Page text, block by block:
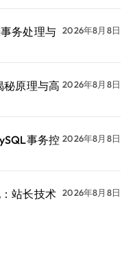
务处理与 2026年8月8日
秘原理与高 2026年8月8日
事务控 2026年8月8日
站长技术 2026年8月8日